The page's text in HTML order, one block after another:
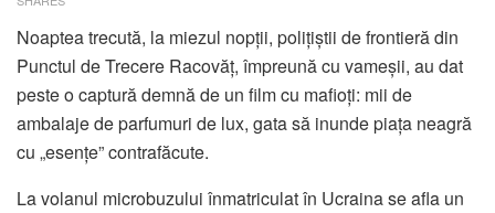
Noaptea trecută, la miezul nopții, polițiștii de frontieră din
Punctul de Trecere Racovăț, împreună cu vameșii, au dat
peste o captură demnă de un film cu mafioți: mii de
ambalaje de parfumuri de lux, gata să inunde piața neagră
cu „esențe” contrafăcute.
La volanul microbuzului înmatriculat în Ucraina se afla un